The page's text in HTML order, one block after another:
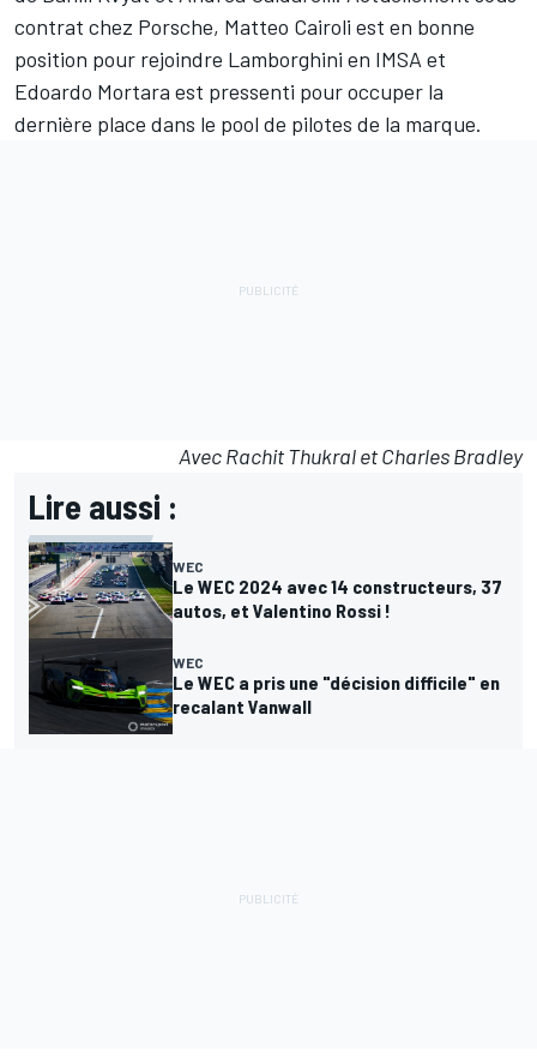
contrat chez Porsche, Matteo Cairoli est en bonne
position pour rejoindre Lamborghini en IMSA et
Edoardo Mortara est pressenti pour occuper la
dernière place dans le pool de pilotes de la marque.
Avec Rachit Thukral et Charles Bradley
Lire aussi :
WEC
Le WEC 2024 avec 14 constructeurs, 37
autos, et Valentino Rossi !
WEC
Le WEC a pris une "décision difficile" en
recalant Vanwall